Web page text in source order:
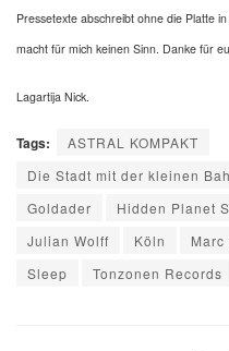
Pressetexte abschreibt ohne die Platte
macht für mich keinen Sinn. Danke für
Lagartija Nick.
Tags:
ASTRAL KOMPAKT
Die Stadt mit der kleinen
Goldader
Hidden Planet
Julian Wolff
Köln
Sleep
Tonzonen Records